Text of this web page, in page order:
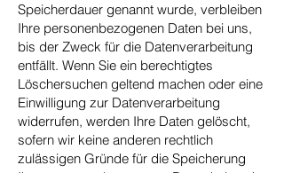
Speicherdauer genannt wurde, verbleiben
Ihre personenbezogenen Daten bei uns,
bis der Zweck für die Datenverarbeitung
entfällt. Wenn Sie ein berechtigtes
Löschersuchen geltend machen oder eine
Einwilligung zur Datenverarbeitung
widerrufen, werden Ihre Daten gelöscht,
sofern wir keine anderen rechtlich
zulässigen Gründe für die Speicherung